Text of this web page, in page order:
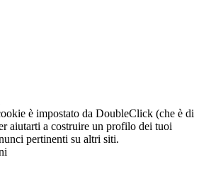
è impostato da DoubleClick (che è di
aiutarti a costruire un profilo dei tuoi
pertinenti su altri siti.